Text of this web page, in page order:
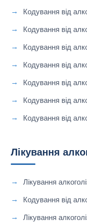
Кодування від
Кодування від
Кодування від
Кодування від
Кодування від
Кодування від
Кодування від
Лікування
Лікування
Кодування від
Лікування